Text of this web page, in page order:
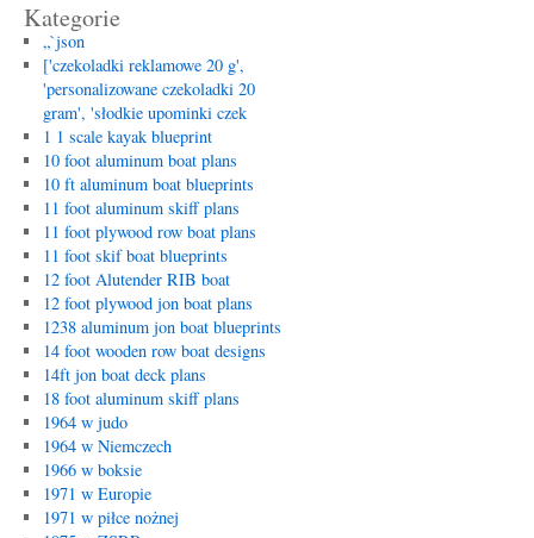
Kategorie
„`json
['czekoladki reklamowe 20 g',
'personalizowane czekoladki 20
gram', 'słodkie upominki czek
1 1 scale kayak blueprint
10 foot aluminum boat plans
10 ft aluminum boat blueprints
11 foot aluminum skiff plans
11 foot plywood row boat plans
11 foot skif boat blueprints
12 foot Alutender RIB boat
12 foot plywood jon boat plans
1238 aluminum jon boat blueprints
14 foot wooden row boat designs
14ft jon boat deck plans
18 foot aluminum skiff plans
1964 w judo
1964 w Niemczech
1966 w boksie
1971 w Europie
1971 w piłce nożnej